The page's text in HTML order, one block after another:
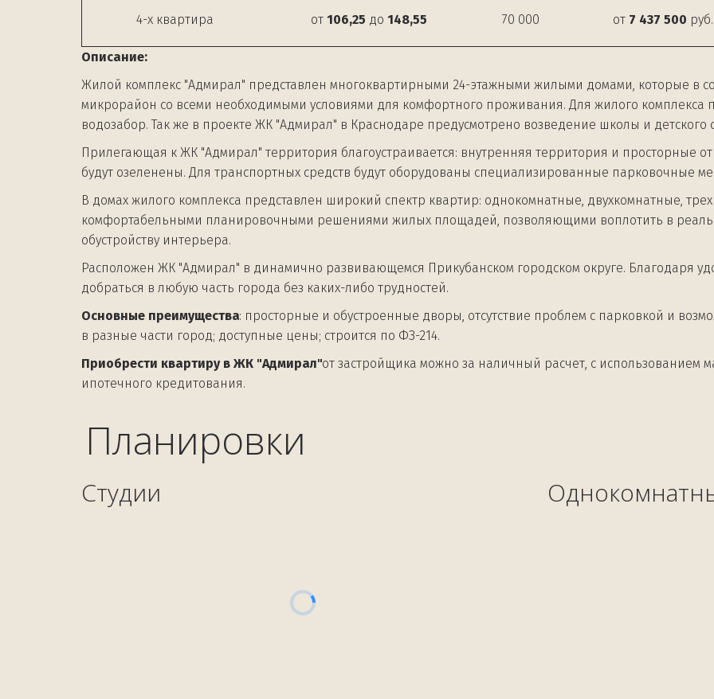
4-х квартира от 106,25 до 148,55 70 000 от 7 437 500
Описание:
Жилой комплекс "Адмирал" представлен многоквартирными 24-этажными жилыми домами, которые в
микрорайон со всеми необходимыми условиями для комфортного проживания. Для жилого комплекса
водозабор. Так же в проекте ЖК "Адмирал" в Краснодаре предусмотрено возведение школы и детского
Прилегающая к ЖК "Адмирал" территория благоустраивается: внутренняя территория и просторные
будут озеленены. Для транспортных средств будут оборудованы специализированные парковочные
В домах жилого комплекса представлен широкий спектр квартир: однокомнатные, двухкомнатные,
комфортабельными планировочными решениями жилых площадей, позволяющими воплотить в
обустройству интерьера.
Расположен ЖК "Адмирал" в динамично развивающемся Прикубанском городском округе. Благодаря
добраться в любую часть города без каких-либо трудностей.
Основные преимущества: просторные и обустроенные дворы, отсутствие проблем с парковкой и
в разные части город; доступные цены; строится по ФЗ-214.
Приобрести квартиру в ЖК "Адмирал"от застройщика можно за наличный расчет, с использованием
ипотечного кредитования.
Планировки
Студии